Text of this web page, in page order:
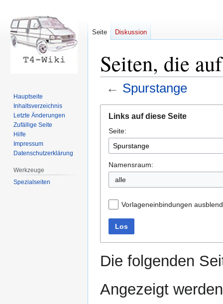
Seiten, die
← Spurstange
Navigation
springen
Suche
springen
Links auf diese Seite
Seite:
Namensraum:
Vorlageneinbindungen
Los
Die folgenden
Angezeigt
Seite Diskussion
Hauptseite
Inhaltsverzeichnis
Letzte Änderungen
Zufällige Seite
Hilfe
Impressum
Datenschutzerklärung
Werkzeuge
Spezialseiten